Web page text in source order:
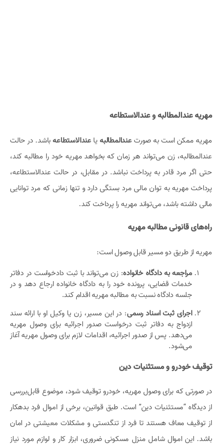
مهریه عندالمطالبه و عندالاستطاعه
مهریه ممکن است به صورتعندالمطالبهیا عندالاستطاعهباشد. در حالت
عندالمطالبه، زن می‌تواند هر زمان که بخواهد مهریه خود را مطالبه کند،
حتی اگر مرد قادر به پرداخت نباشد. در مقابل، در حالت عندالاستطاعه،
پرداخت مهریه به توان مالی مرد بستگی دارد و تنها زمانی که مرد توانایی
مالی داشته باشد، می‌تواند مهریه را پرداخت کند.
راه‌های قانونی مطالبه مهریه
مهریه از طریق دو مسیر قابل وصول است:
مراجعه به دادگاه خانواده: زن می‌تواند با ثبت دادخواست در دفاتر
خدمات قضایی، پرونده خود را به دادگاه خانواده ارجاع دهد و در
جلسه دادگاه نسبت به مطالبه مهریه اقدام کند.
اجرای ثبت اسناد رسمی: در این مسیر، زن یا وکیل او با ارائه سند
ازدواج به دفاتر ثبت درخواست صدور اجرائیه برای وصول مهریه
می‌دهد. پس از صدور اجرائیه، اقدامات لازم برای وصول مهریه آغاز
می‌شود.
توقیف خودرو و مستثنیات دین
در صورتی که برای وصول مهریه، خودرو توقیف شود، موضوع قابل‌بررسی
از دیدگاه “مستثنیات دین” است. طبق قوانین، برخی از اموال فرد بدهکار
از توقیف معاف هستند تا فرد از تنگدستی و مشکلات معیشتی در امان
باشد. این اموال شامل منزل مسکونی ضروری، ابزار کار و لوازم مورد نیاز